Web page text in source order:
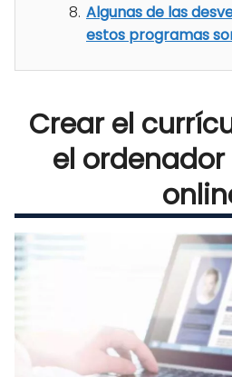
Algunas de las
estos programas
Crear el
el